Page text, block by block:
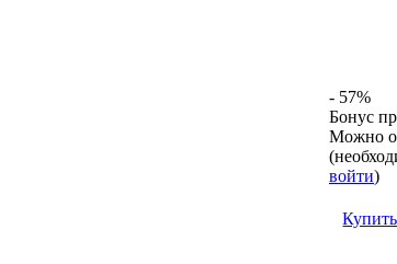
- 57%
Бонус
Можно
войти)